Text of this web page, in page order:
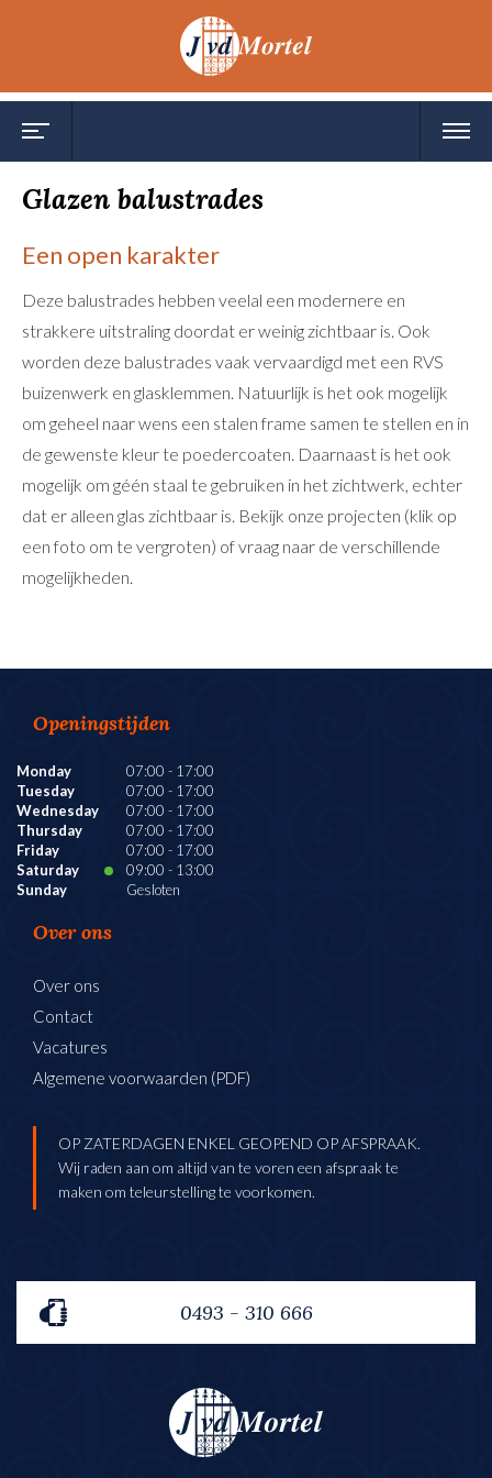
Toggle
Glazen balustrades
Een open karakter
Deze balustrades hebben veelal een modernere en
strakkere uitstraling doordat er weinig zichtbaar is. Ook
worden deze balustrades vaak vervaardigd met een RVS
buizenwerk en glasklemmen. Natuurlijk is het ook mogelijk
om geheel naar wens een stalen frame samen te stellen en in
de gewenste kleur te poedercoaten. Daarnaast is het ook
mogelijk om géén staal te gebruiken in het zichtwerk, echter
dat er alleen glas zichtbaar is. Bekijk onze projecten (klik op
een foto om te vergroten) of vraag naar de verschillende
mogelijkheden.
Openingstijden
Monday 07:00 - 17:00
Tuesday
07:00 - 17:00
Wednesday
07:00 - 17:00
Thursday
07:00 - 17:00
Friday
07:00 - 17:00
Saturday
09:00 - 13:00
Sunday
Gesloten
Over ons
Over ons
Contact
Vacatures
Algemene voorwaarden (PDF)
OP ZATERDAGEN ENKEL GEOPEND OP AFSPRAAK.
Wij raden aan om altijd van te voren een afspraak te
maken om teleurstelling te voorkomen.
0493 - 310 666